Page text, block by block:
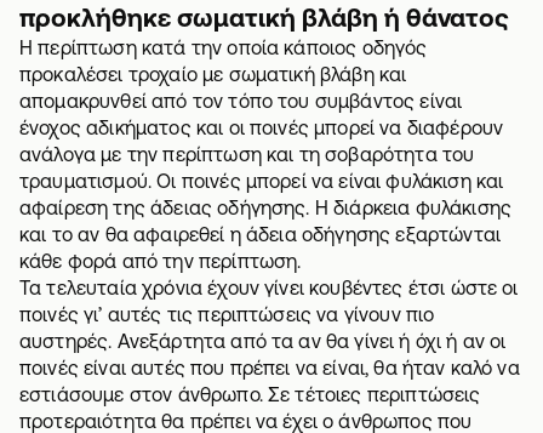
προκλήθηκε σωματική βλάβη ή θάνατος
Η περίπτωση κατά την οποία κάποιος οδηγός
προκαλέσει τροχαίο με σωματική βλάβη και
απομακρυνθεί από τον τόπο του συμβάντος είναι
ένοχος αδικήματος και οι ποινές μπορεί να διαφέρουν
ανάλογα με την περίπτωση και τη σοβαρότητα του
τραυματισμού. Οι ποινές μπορεί να είναι φυλάκιση και
αφαίρεση της άδειας οδήγησης. Η διάρκεια φυλάκισης
και το αν θα αφαιρεθεί η άδεια οδήγησης εξαρτώνται
κάθε φορά από την περίπτωση.
Τα τελευταία χρόνια έχουν γίνει κουβέντες έτσι ώστε οι
ποινές γι’ αυτές τις περιπτώσεις να γίνουν πιο
αυστηρές. Ανεξάρτητα από τα αν θα γίνει ή όχι ή αν οι
ποινές είναι αυτές που πρέπει να είναι, θα ήταν καλό να
εστιάσουμε στον άνθρωπο. Σε τέτοιες περιπτώσεις
προτεραιότητα θα πρέπει να έχει ο άνθρωπος που